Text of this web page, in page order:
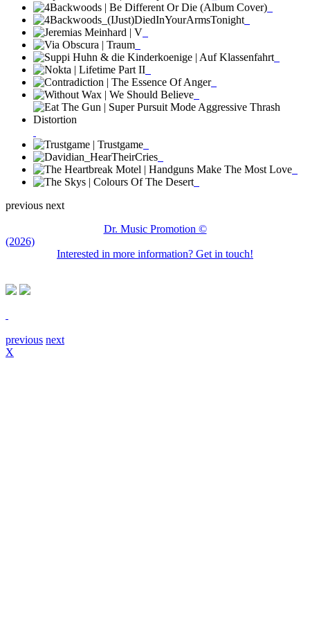
previous next
Dr. Music Promotion ©
(2026)
Interested in more information? Get in touch!
previous next
X